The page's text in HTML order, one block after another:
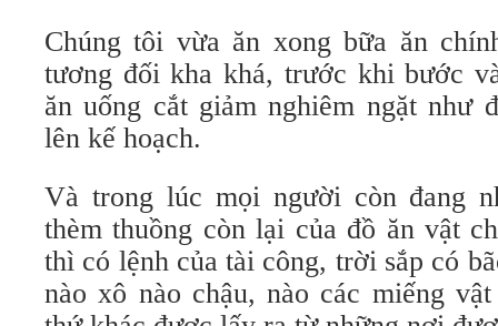
Chúng tôi vừa ăn xong bữa ăn
tương đối kha khá, trước khi bước
ăn uống cắt giảm nghiêm ngặt như
lên kế hoạch.
Và trong lúc mọi người còn đang
thèm thuồng còn lại của đồ ăn vật
thì có lệnh của tài công, trời sắp có
nào xô nào chậu, nào các miếng